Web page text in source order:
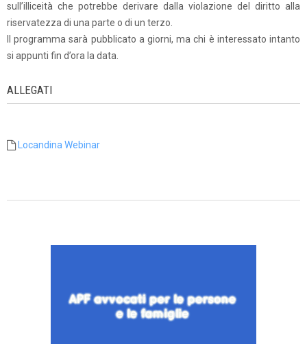
sull’illiceità che potrebbe derivare dalla violazione del diritto alla
riservatezza di una parte o di un terzo.
Il programma sarà pubblicato a giorni, ma chi è interessato intanto
si appunti fin d’ora la data.
ALLEGATI
Locandina Webinar